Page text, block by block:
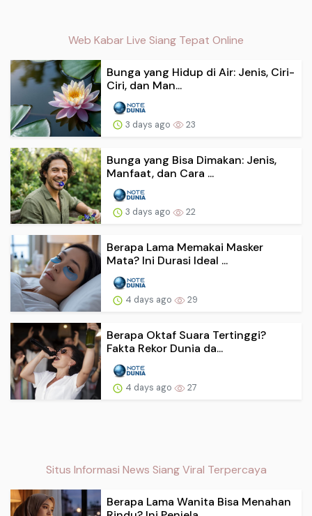
Web Kabar Live Siang Tepat Online
Bunga yang Hidup di Air: Jenis, Ciri-
Ciri, dan Man...
3 days ago 23
Bunga yang Bisa Dimakan: Jenis,
Manfaat, dan Cara ...
3 days ago 22
Berapa Lama Memakai Masker
Mata? Ini Durasi Ideal ...
4 days ago 29
Berapa Oktaf Suara Tertinggi?
Fakta Rekor Dunia da...
4 days ago 27
Situs Informasi News Siang Viral Terpercaya
Berapa Lama Wanita Bisa Menahan